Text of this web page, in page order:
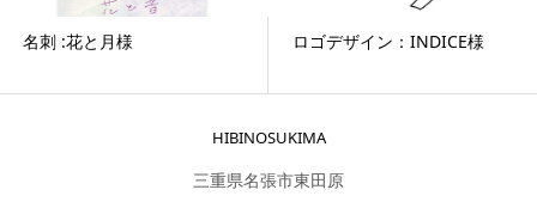
名刺 :花と月様 ロゴデザイン：INDICE様
HIBINOSUKIMA
三重県名張市東田原